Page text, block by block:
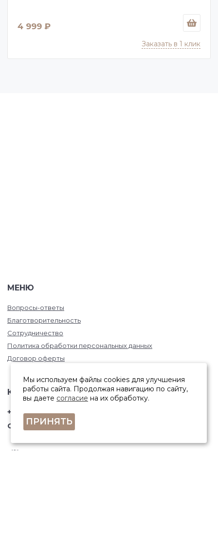
4 999 ₽
Заказать в 1 клик
МЕНЮ
Вопросы-ответы
Благотворительность
Сотрудничество
Политика обработки персональных данных
Договор оферты
КОНТАКТЫ
+7 (846) 332-67-81
Самара, ул. Фрунзе, 145
Мы используем файлы cookies для улучшения
работы сайта. Продолжая навигацию по сайту,
вы даете согласие на их обработку.
ПРИНЯТЬ